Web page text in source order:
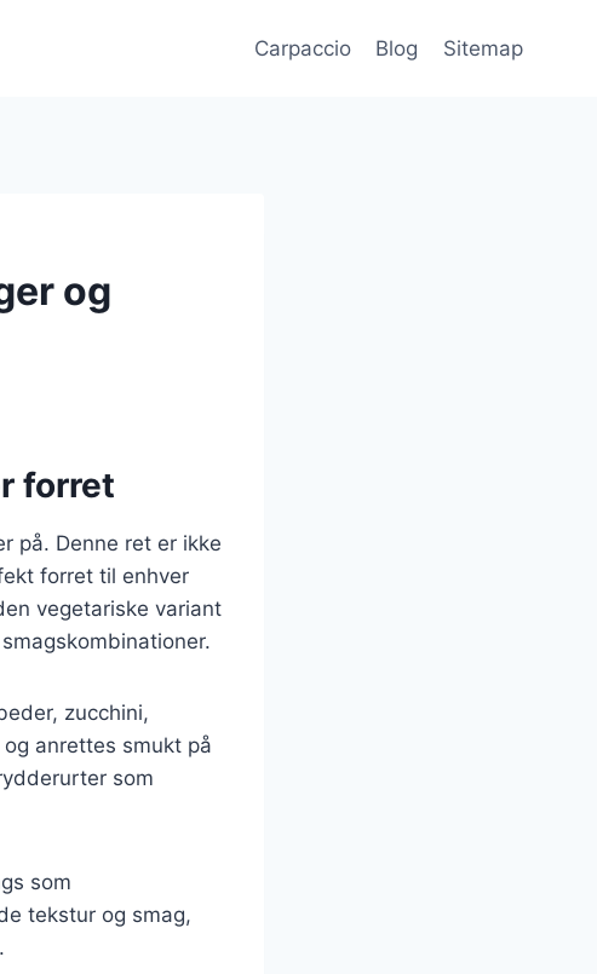
Carpaccio Blog Sitemap
og
forret
på. Denne ret er ikke
forret til enhver
vegetariske variant
zucchini,
anrettes smukt på
som
som
tekstur og smag,